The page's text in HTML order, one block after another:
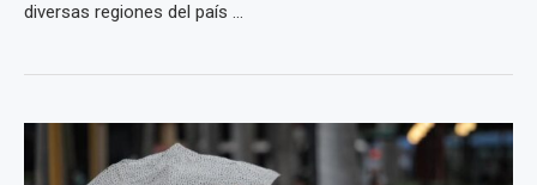
diversas regiones del país ...